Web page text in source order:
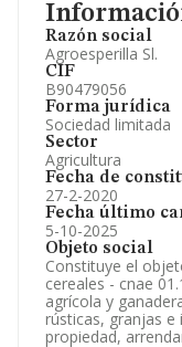
Razón social
Agroesperilla Sl.
CIF
B90479056
Forma jurídica
Sociedad limitada
Sector
Agricultura
Fecha de
27-2-2020
Fecha último
5-10-2025
Objeto social
Constituye el
cereales - cnae
agrícola y
rústicas, granjas e
propiedad,